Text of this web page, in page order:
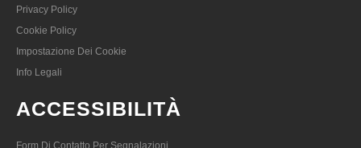
Privacy Policy
Cookie Policy
Impostazione Dei Cookie
Info Legali
ACCESSIBILITÀ
Form Di Contatto Per Segnalazioni